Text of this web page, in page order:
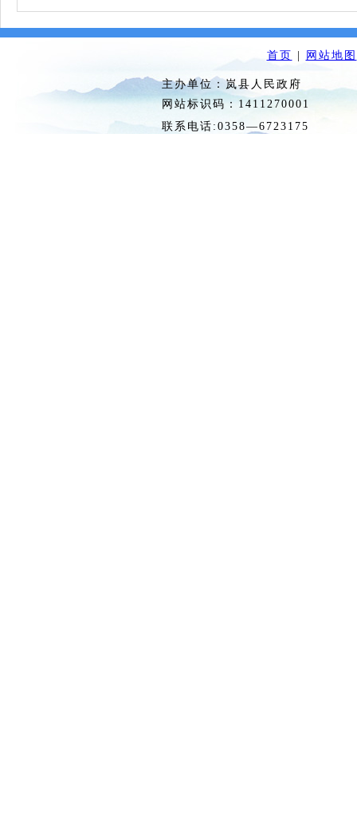
首页 网站地图
主办单位：岚县人民政府
网站标识码：
联系电话